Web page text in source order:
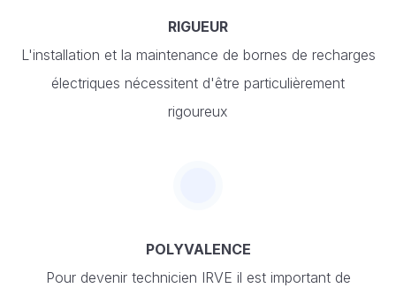
RIGUEUR
L'installation et la maintenance de bornes de recharges
électriques nécessitent d'être particulièrement
rigoureux
POLYVALENCE
Pour devenir technicien IRVE il est important de